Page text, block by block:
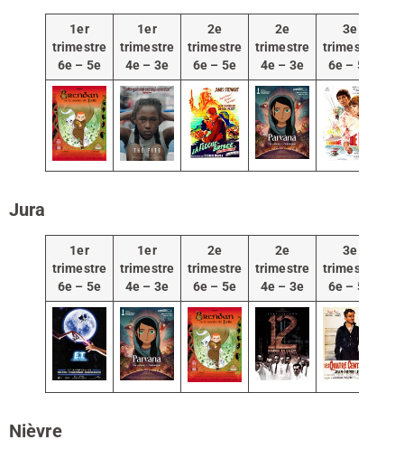
1er
trimestre
6e – 5e
1er
trimestre
4e – 3e
2e
trimestre
6e – 5e
2e
trimestre
4e – 3e
3e
trimestre
6e – 5e
Jura
1er
trimestre
6e – 5e
1er
trimestre
4e – 3e
2e
trimestre
6e – 5e
2e
trimestre
4e – 3e
3e
trimestre
6e – 5e
Nièvre